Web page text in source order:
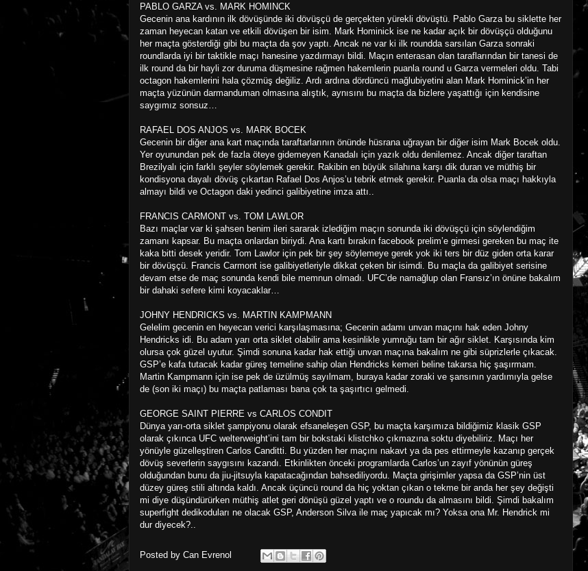
PABLO GARZA vs. MARK HOMINCK
Gecenin ana kardının ilk dövüşünde iki dövüşçü de gerçekten yürekli dövüştü. Pablo Garza bu siklette her
zaman heyecan katan ve etkili dövüşen bir isim. Mark Hominick ise ne kadar açık bir dövüşçü olduğunu
her maçta gösterdiği gibi bu maçta da şov yaptı. Ancak ne var ki ilk roundda sarsılan Garza sonraki
roundlarda iyi bir taktikle maçı hanesine yazdırmayı bildi. Maçın enterasan olan taraflarından bir tanesi de
ilk round da bir hayli zor duruma düşmesine rağmen hakemlerin puanla round u Garza vermeleri oldu. Tabi
octagon hakemlerini hala çözmüş değiliz. Ardı ardına dördüncü mağlubiyetini alan Mark Hominick’in her
maçta yüzünün darmanduman olmasına alıştık, aynısını bu maçta da bizlere yaşattığı için kendisine
saygımız sonsuz…
RAFAEL DOS ANJOS vs. MARK BOCEK
Gecenin bir diğer ana kart maçında taraftarlarının önünde hüsrana uğrayan bir diğer isim Mark Bocek oldu.
Yer oyunundan pek de fazla öteye gidemeyen Kanadalı için yazık oldu denilemez. Ancak diğer taraftan
Brezilyalı için farklı şeyler söylemek gerekir. Rakibin en büyük silahına karşı dik duran ve müthiş bir
kondisyona dayalı dövüş çıkartan Rafael Dos Anjos’u tebrik etmek gerekir. Puanla da olsa maçı hakkıyla
almayı bildi ve Octagon daki yedinci galibiyetine imza attı..
FRANCIS CARMONT vs. TOM LAWLOR
Bazı maçlar var ki şahsen benim ileri sararak izlediğim maçın sonunda iki dövüşçü için söylendiğim
zamanı kapsar. Bu maçta onlardan biriydi. Ana kartı bırakın facebook prelim’e girmesi gereken bu maç ite
kaka bitti desek yeridir. Tom Lawlor için pek bir şey söylemeye gerek yok iki ters bir düz giden orta karar
bir dövüşçü. Francis Carmont ise galibiyetleriyle dikkat çeken bir isimdi. Bu maçla da galibiyet serisine
devam etse de maç sonunda kendi bile memnun olmadı. UFC’de namağlup olan Fransız’ın önüne bakalım
bir dahaki sefere kimi koyacaklar…
JOHNY HENDRICKS vs. MARTIN KAMPMANN
Gelelim gecenin en heyecan verici karşılaşmasına; Gecenin adamı unvan maçını hak eden Johny
Hendricks idi. Bu adam yarı orta siklet olabilir ama kesinlikle yumruğu tam bir ağır siklet. Karşısında kim
olursa çok güzel uyutur. Şimdi sonuna kadar hak ettiği unvan maçına bakalım ne gibi süprizlerle çıkacak.
GSP’e kafa tutacak kadar güreş temeline sahip olan Hendricks kemeri beline takarsa hiç şaşırmam.
Martin Kampmann için ise pek de üzülmüş sayılmam, buraya kadar zoraki ve şansının yardımıyla gelse
de (son iki maçı) bu maçta patlaması bana çok ta şaşırtıcı gelmedi.
GEORGE SAINT PIERRE vs CARLOS CONDIT
Dünya yarı-orta siklet şampiyonu olarak efsaneleşen GSP, bu maçta karşımıza bildiğimiz klasik GSP
olarak çıkınca UFC welterweight’ini tam bir bokstaki klistchko çıkmazına soktu diyebiliriz. Maçı her
yönüyle güzelleştiren Carlos Canditti. Bu yüzden her maçını nakavt ya da pes ettirmeyle kazanıp gerçek
dövüş severlerin saygısını kazandı. Etkinlikten önceki programlarda Carlos’un zayıf yönünün güreş
olduğundan bunu da jiu-jitsuyla kapatacağından bahsediliyordu. Maçta girişimler yapsa da GSP’nin üst
düzey güreş stili altında kaldı. Ancak üçüncü round da hiç yoktan çıkan o tekme bir anda her şey değişti
mi diye düşündürürken müthiş atlet geri dönüşü güzel yaptı ve o roundu da almasını bildi. Şimdi bakalım
superfight dedikoduları ne olacak GSP, Anderson Silva ile maç yapıcak mı? Yoksa ona Mr. Hendrick mi
dur diyecek?..
Posted by Can Evrenol